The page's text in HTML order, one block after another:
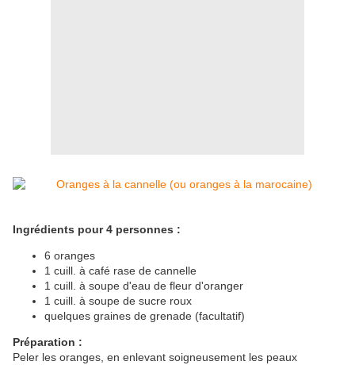
Ingrédients pour 4 personnes :
6 oranges
1 cuill. à café rase de cannelle
1 cuill. à soupe d'eau de fleur d'oranger
1 cuill. à soupe de sucre roux
quelques graines de grenade (facultatif)
Préparation :
Peler les oranges, en enlevant soigneusement les peaux